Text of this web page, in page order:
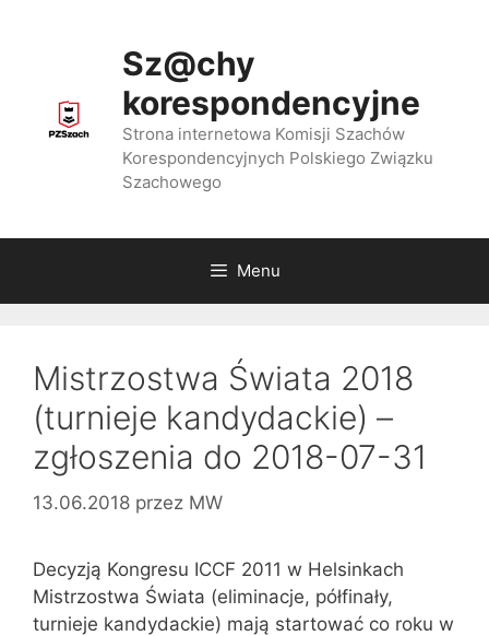
Sz@chy
korespondencyjne
Strona internetowa Komisji Szachów
Korespondencyjnych Polskiego Związku
Szachowego
Menu
Mistrzostwa Świata 2018
(turnieje kandydackie) –
zgłoszenia do 2018-07-31
13.06.2018 przez MW
Decyzją Kongresu ICCF 2011 w Helsinkach
Mistrzostwa Świata (eliminacje, półfinały,
turnieje kandydackie) mają startować co roku w